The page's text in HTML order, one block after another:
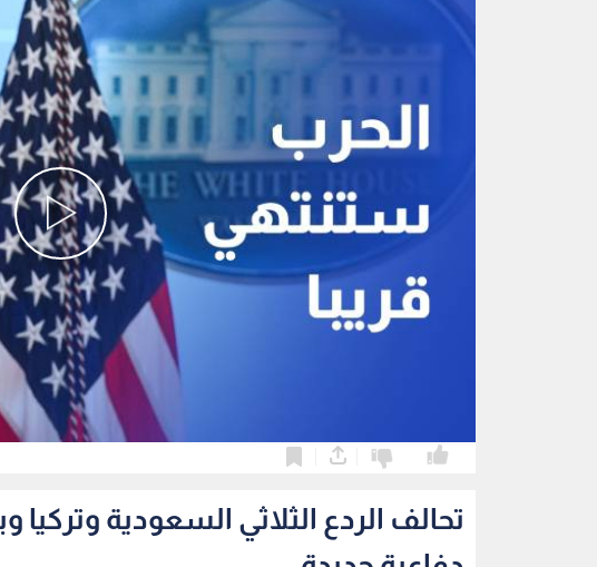
تحالف الردع الثلاثي السعودية